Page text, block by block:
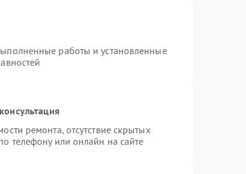
работы и установленные
ремонта, отсутствие скрытых
телефону или онлайн на сайте